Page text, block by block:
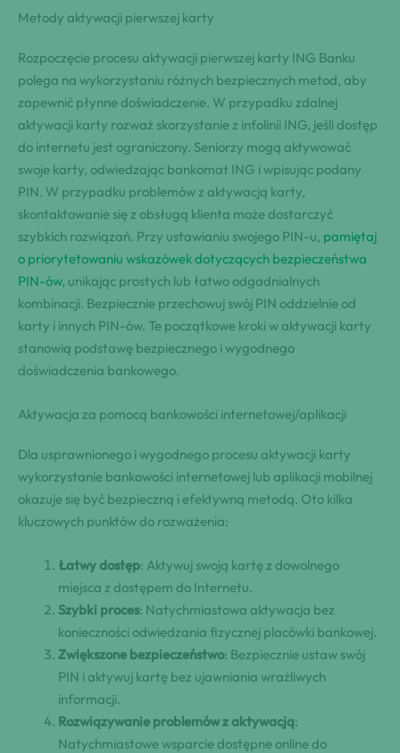
Metody aktywacji pierwszej karty
Rozpoczęcie procesu aktywacji pierwszej karty ING Banku
polega na wykorzystaniu różnych bezpiecznych metod, aby
zapewnić płynne doświadczenie. W przypadku zdalnej
aktywacji karty rozważ skorzystanie z infolinii ING, jeśli dostęp
do internetu jest ograniczony. Seniorzy mogą aktywować
swoje karty, odwiedzając bankomat ING i wpisując podany
PIN. W przypadku problemów z aktywacją karty,
skontaktowanie się z obsługą klienta może dostarczyć
szybkich rozwiązań. Przy ustawianiu swojego PIN-u, pamiętaj
o priorytetowaniu wskazówek dotyczących bezpieczeństwa
PIN-ów, unikając prostych lub łatwo odgadnialnych
kombinacji. Bezpiecznie przechowuj swój PIN oddzielnie od
karty i innych PIN-ów. Te początkowe kroki w aktywacji karty
stanowią podstawę bezpiecznego i wygodnego
doświadczenia bankowego.
Aktywacja za pomocą bankowości internetowej/aplikacji
Dla usprawnionego i wygodnego procesu aktywacji karty
wykorzystanie bankowości internetowej lub aplikacji mobilnej
okazuje się być bezpieczną i efektywną metodą. Oto kilka
kluczowych punktów do rozważenia:
Łatwy dostęp: Aktywuj swoją kartę z dowolnego
miejsca z dostępem do Internetu.
Szybki proces: Natychmiastowa aktywacja bez
konieczności odwiedzania fizycznej placówki bankowej.
Zwiększone bezpieczeństwo: Bezpiecznie ustaw swój
PIN i aktywuj kartę bez ujawniania wrażliwych
informacji.
Rozwiązywanie problemów z aktywacją:
Natychmiastowe wsparcie dostępne online do